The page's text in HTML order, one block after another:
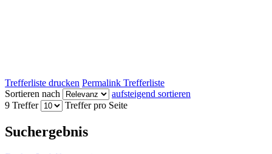
Trefferliste drucken Permalink Trefferliste
Sortieren nach
aufsteigend sortieren
9 Treffer
Treffer pro Seite
Suchergebnis